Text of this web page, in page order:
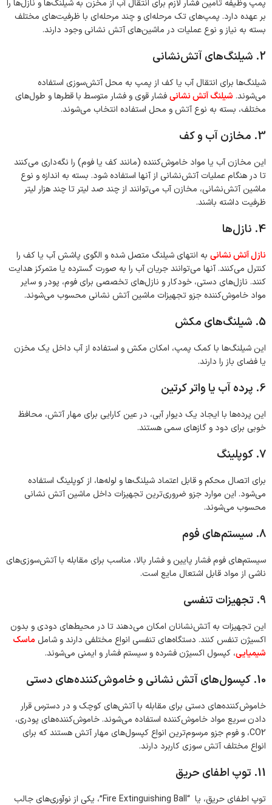
پمپ وظیفه تأمین فشار لازم برای انتقال آب از مخزن به شیلنگ‌ها و نازل‌ها را
بر عهده دارد. پمپ‌های تک مرحله‌ای و چند مرحله‌ای با ظرفیت‌های مختلف
بسته به نیاز و نوع عملیات در ماشین‌های آتش نشانی وجود دارند.
2. شیلنگ‌های آتش‌نشانی
شیلنگ‌ها برای انتقال آب یا کف از پمپ به محل آتش‌سوزی استفاده
می‌شوند. شیلنگ آتش نشانیفشار قوی و فشار متوسط با قطرها و طول‌های
مختلف، بسته به نوع آتش و محل استفاده انتخاب می‌شوند.
3. مخازن آب و کف
این مخازن آب یا مواد خاموش‌کننده (مانند کف یا فوم) را نگه‌داری می‌کنند
تا در هنگام عملیات آتش‌نشانی از آنها استفاده شود. بسته به اندازه و نوع
ماشین آتش‌نشانی، مخازن آب می‌توانند از چند صد لیتر تا چند هزار لیتر
ظرفیت داشته باشند.
4. نازل‌ها
نازل آتش نشانی به انتهای شیلنگ متصل شده و الگوی پاشش آب یا کف را
کنترل می‌کنند. آنها می‌توانند جریان آب را به صورت گسترده یا متمرکز هدایت
کنند. نازل‌های دستی، خودکار و نازل‌های تخصصی برای فوم، پودر و سایر
مواد خاموش‌کننده جزو تجهیزات ماشین آتش نشانی محسوب می‌شوند.
5. شیلنگ‌های مکش
این شیلنگ‌ها با کمک پمپ، امکان مکش و استفاده از آب داخل یک مخزن
یا فضای باز را دارند.
6. پرده آب یا واتر کرتین
این پرده‌ها با ایجاد یک دیوار آبی، در عین کارایی برای مهار آتش، محافظ
خوبی برای دود و گازهای سمی هستند.
7. کوپلینگ
برای اتصال محکم و قابل اعتماد شیلنگ‌ها و لوله‌ها، از کوپلینگ استفاده
می‌شود. این موارد جزو ضروری‌ترین تجهیزات داخل ماشین آتش نشانی
محسوب می‌شوند.
8. سیستم‌های فوم
سیستم‌های فوم فشار پایین و فشار بالا، مناسب برای مقابله با آتش‌سوزی‌های
ناشی از مواد قابل اشتعال مایع است.
9. تجهیزات تنفسی
این تجهیزات به آتش‌نشانان امکان می‌دهند تا در محیط‌های دودی و بدون
اکسیژن تنفس کنند. دستگاه‌های تنفسی انواع مختلفی دارند و شامل ماسک
شیمیایی، کپسول اکسیژن فشرده و سیستم فشار و ایمنی می‌شوند.
10. کپسول‌های آتش نشانی و خاموش‌کننده‌های دستی
خاموش‌کننده‌های دستی برای مقابله با آتش‌های کوچک و در دسترس قرار
دادن سریع مواد خاموش‌کننده استفاده می‌شوند. خاموش‌کننده‌های پودری،
CO2، و فوم جزو مرسوم‌ترین انواع کپسول‌های مهار آتش هستند که برای
انواع مختلف آتش سوزی کاربرد دارند.
11. توپ اطفای حریق
توپ اطفای حریق، یا “Fire Extinguishing Ball”، یکی از نوآوری‌های جالب